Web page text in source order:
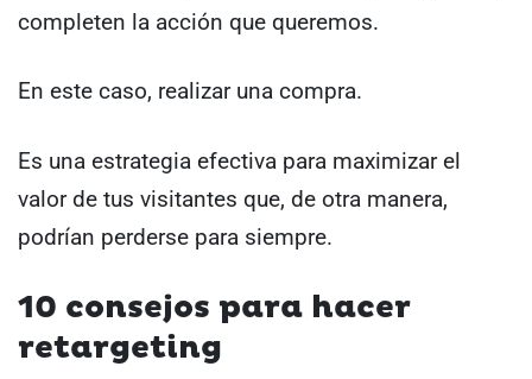
completen la acción que queremos.
En este caso, realizar una compra.
Es una estrategia efectiva para maximizar el
valor de tus visitantes que, de otra manera,
podrían perderse para siempre.
10 consejos para hacer
retargeting